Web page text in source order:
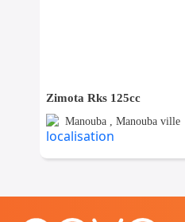
Zimota Rks 125cc
Manouba , Manouba ville